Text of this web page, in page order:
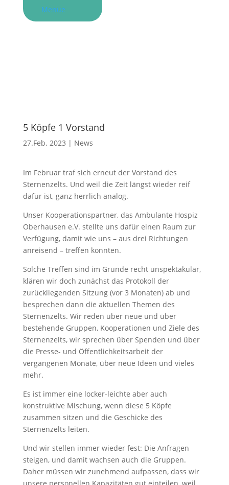
Menue
5 Köpfe 1 Vorstand
27.Feb. 2023 | News
Im Februar traf sich erneut der Vorstand des
Sternenzelts. Und weil die Zeit längst wieder reif
dafür ist, ganz herrlich analog.
Unser Kooperationspartner, das Ambulante Hospiz
Oberhausen e.V. stellte uns dafür einen Raum zur
Verfügung, damit wie uns – aus drei Richtungen
anreisend – treffen konnten.
Solche Treffen sind im Grunde recht unspektakulär,
klären wir doch zunächst das Protokoll der
zurückliegenden Sitzung (vor 3 Monaten) ab und
besprechen dann die aktuellen Themen des
Sternenzelts. Wir reden über neue und über
bestehende Gruppen, Kooperationen und Ziele des
Sternenzelts, wir sprechen über Spenden und über
die Presse- und Öffentlichkeitsarbeit der
vergangenen Monate, über neue Ideen und vieles
mehr.
Es ist immer eine locker-leichte aber auch
konstruktive Mischung, wenn diese 5 Köpfe
zusammen sitzen und die Geschicke des
Sternenzelts leiten.
Und wir stellen immer wieder fest: Die Anfragen
steigen, und damit wachsen auch die Gruppen.
Daher müssen wir zunehmend aufpassen, dass wir